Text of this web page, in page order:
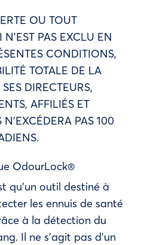
OU TOUT
PAS EXCLU EN
CONDITIONS,
TOTALE DE LA
DIRECTEURS,
AFFILIÉS ET
N’EXCÉDERA PAS 100
OdourLock®
qu’un outil destiné à
les ennuis de santé
à la détection du
Il ne s’agit pas d’un